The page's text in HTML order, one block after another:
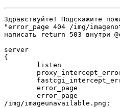
Здравствуйте! Подскажите
"error_page 404 /img/
написать return 503 внутри
server
{
listen
error_page
error_page
/img/imageunavailable.png;